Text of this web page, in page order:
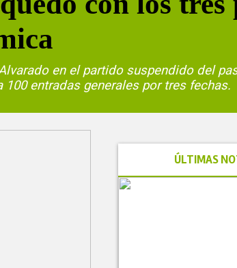
en el partido suspendido del
entradas generales por tres fechas.
ÚLTIMAS